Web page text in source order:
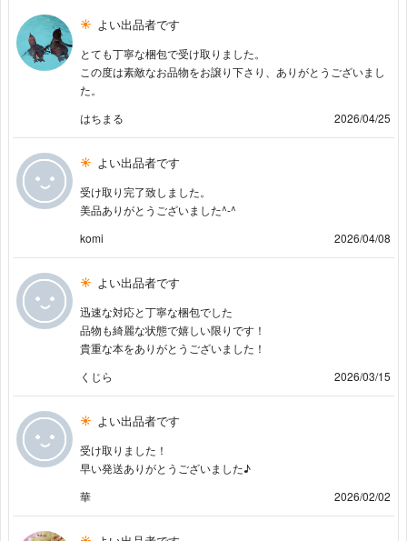
よい出品者です
とても丁寧な梱包で受け取りました。
この度は素敵なお品物をお譲り下さり、ありがとうございまし
た。
はちまる
2026/04/25
よい出品者です
受け取り完了致しました。
美品ありがとうございました^-^
komi
2026/04/08
よい出品者です
迅速な対応と丁寧な梱包でした
品物も綺麗な状態で嬉しい限りです！
貴重な本をありがとうございました！
くじら
2026/03/15
よい出品者です
受け取りました！
早い発送ありがとうございました♪
華
2026/02/02